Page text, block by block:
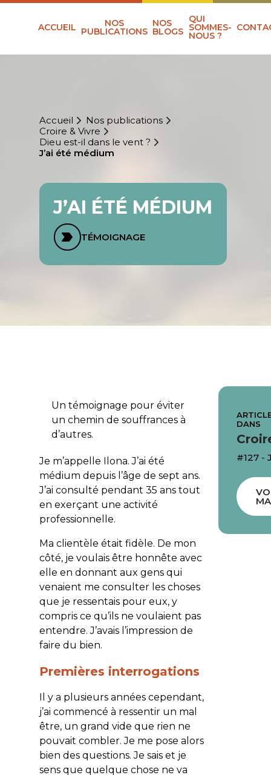
ACCUEIL NOS
PUBLICATIONS
NOS
BLOGS
QUI
SOMMES-
NOUS ?
Accueil
Nos publications
Croire & Vivre
Dieu est-il dans le vent ?
J’ai été médium
J’AI ÉTÉ MÉDIUM
TÉMOIGNAGE
Un témoignage pour éviter
un chemin de souffrances à
d’autres.
Je m’appelle Ilona. J’ai été
médium depuis l’âge de sept ans.
J’ai consulté pendant 35 ans tout
en exerçant une activité
professionnelle.
Ma clientèle était fidèle. De mon
côté, je voulais être honnête avec
elle en donnant aux gens qui
venaient me consulter les choses
que je ressentais pour eux, y
compris ce qu’ils ne voulaient pas
entendre. J’avais l’impression de
faire du bien.
Premières interrogations
Il y a plusieurs années cependant,
j’ai commencé à ressentir un mal
être, un grand vide que rien ne
pouvait combler. Je me pose alors
bien des questions. Je sais et je
sens que quelque chose ne va
DANS
#127 -